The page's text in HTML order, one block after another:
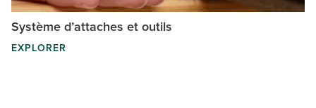
Système d’attaches et outils
EXPLORER